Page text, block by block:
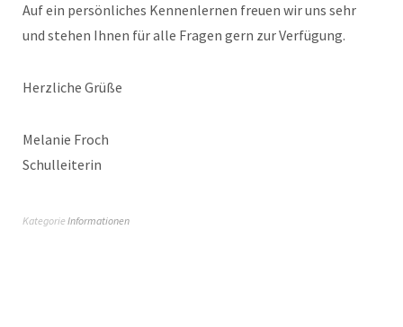
Auf ein persönliches Kennenlernen freuen wir uns sehr
und stehen Ihnen für alle Fragen gern zur Verfügung.
Herzliche Grüße
Melanie Froch
Schulleiterin
Kategorie Informationen